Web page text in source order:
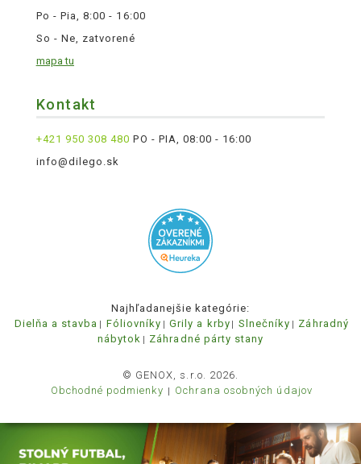
Po - Pia, 8:00 - 16:00
So - Ne, zatvorené
mapa tu
Kontakt
+421 950 308 480 PO - PIA, 08:00 - 16:00
info@dilego.sk
Najhľadanejšie kategórie:
Dielňa a stavba
Fóliovníky Grily a krby Slnečníky
Záhradný
nábytok
Záhradné párty stany
© GENOX, s.r.o. 2026.
Obchodné podmienky
Ochrana osobných údajov